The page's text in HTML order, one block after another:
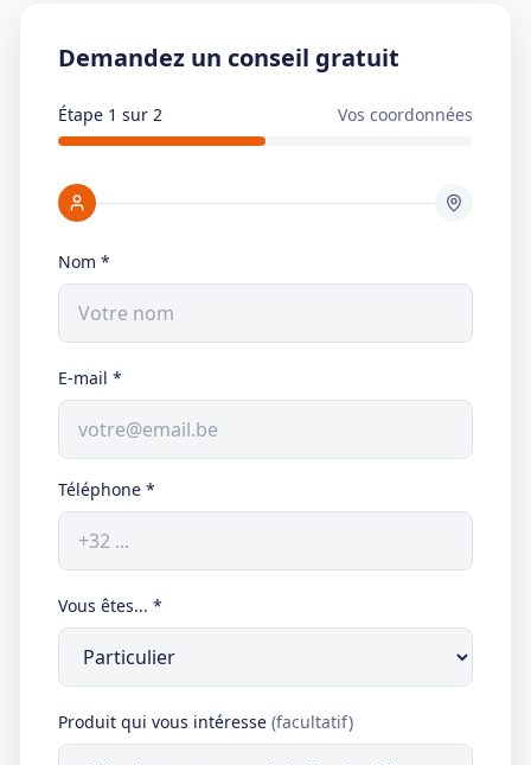
Demandez un conseil gratuit
Étape 1 sur 2 Vos coordonnées
Nom *
E-mail *
Téléphone *
Vous êtes... *
Produit qui vous intéresse (facultatif)